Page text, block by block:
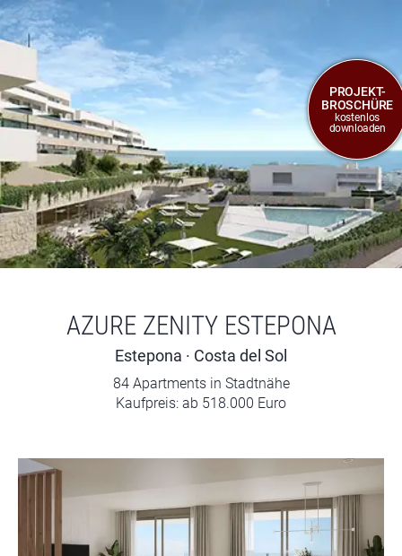
AZURE ZENITY ESTEPONA
Estepona · Costa del Sol
84 Apartments in Stadtnähe
Kaufpreis: ab 518.000 Euro
PROJEKT-
BROSCHÜRE
kostenlos
downloaden